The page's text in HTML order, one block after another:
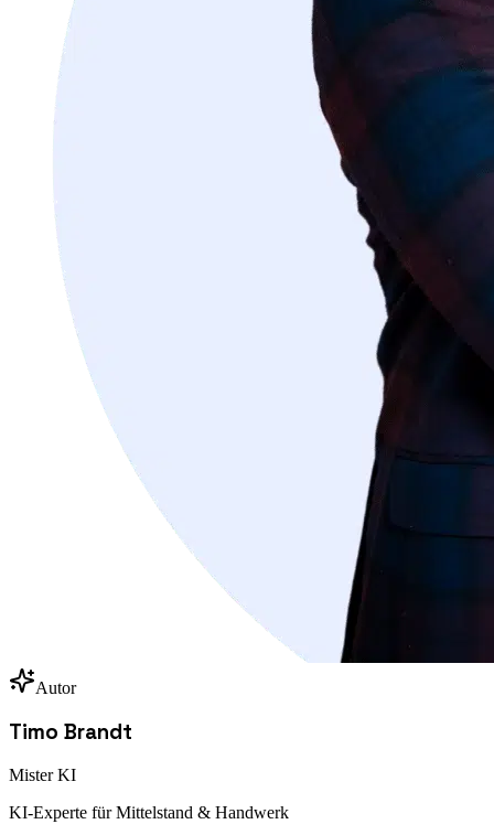
Autor
Timo Brandt
Mister KI
KI-Experte für Mittelstand & Handwerk